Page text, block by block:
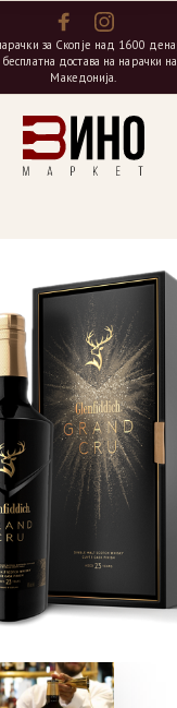
за Скопје над 1600
достава на нарачки
Македонија.